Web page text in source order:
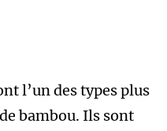
l’un des types plus
bambou. Ils sont